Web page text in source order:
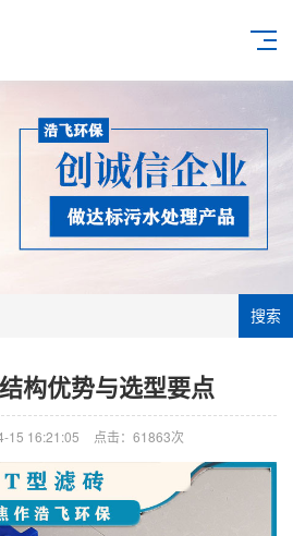
搜索
构优势与选型要点
15 16:21:05 点击：61863次